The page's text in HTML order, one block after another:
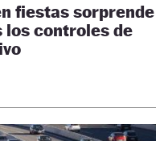
fiestas sorprende
los controles de